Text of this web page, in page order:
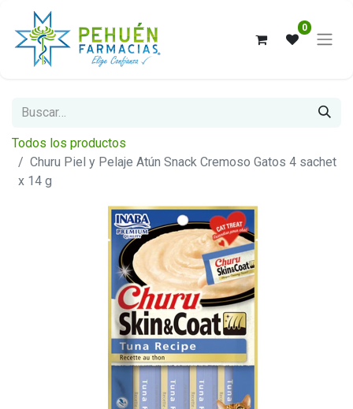
0
Todos los productos
Churu Piel y Pelaje Atún Snack Cremoso Gatos 4 sachet
x 14 g